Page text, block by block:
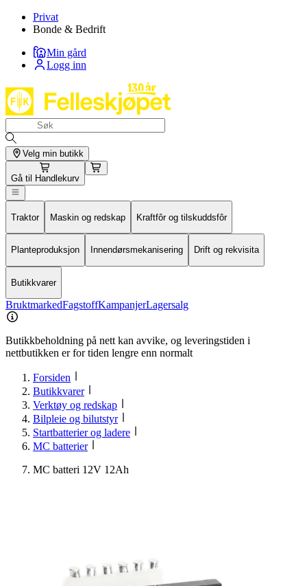
Privat
Bonde & Bedrift
Min gård
Logg inn
Velg min butikk
Gå til Handlekurv
Traktor Maskin og redskap Kraftfôr og tilskuddsfôr
Planteproduksjon Innendørsmekanisering Drift og rekvisita
Butikkvarer
BruktmarkedFagstoffKampanjerLagersalg
Butikkbeholdning på nett kan avvike, og leveringstiden i
nettbutikken er for tiden lengre enn normalt
Forsiden
Butikkvarer
Verktøy og redskap
Bilpleie og bilutstyr
Startbatterier og ladere
MC batterier
MC batteri 12V 12Ah